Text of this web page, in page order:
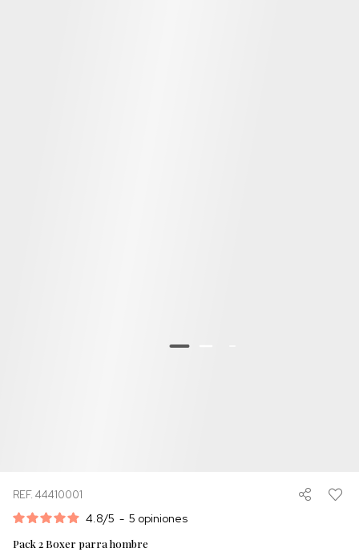
REF. 44410001
4.8/5 - 5 opiniones
Pack 2 Boxer parra hombre